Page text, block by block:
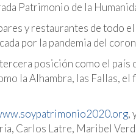
Patrimonio de la
y restaurantes de todo
por la pandemia del
posición como el
la Alhambra, las Fallas, el
,
Carlos Latre, Maribel